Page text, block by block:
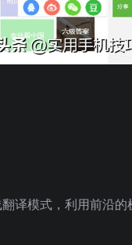
译模式，利用前沿的